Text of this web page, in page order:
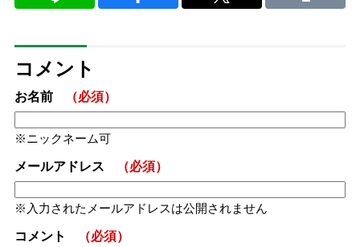
コメント
お名前 （必須）
ニックネーム可
メールアドレス （必須）
入力されたメールアドレスは公開されません
コメント （必須）